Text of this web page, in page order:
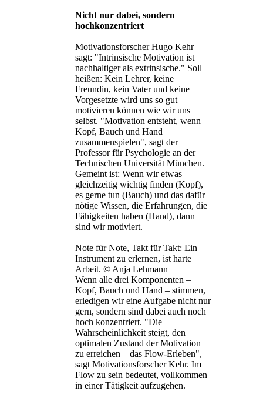
Nicht nur dabei, sondern
hochkonzentriert
Motivationsforscher Hugo Kehr
sagt: "Intrinsische Motivation ist
nachhaltiger als extrinsische." Soll
heißen: Kein Lehrer, keine
Freundin, kein Vater und keine
Vorgesetzte wird uns so gut
motivieren können wie wir uns
selbst. "Motivation entsteht, wenn
Kopf, Bauch und Hand
zusammenspielen", sagt der
Professor für Psychologie an der
Technischen Universität München.
Gemeint ist: Wenn wir etwas
gleichzeitig wichtig finden (Kopf),
es gerne tun (Bauch) und das dafür
nötige Wissen, die Erfahrungen, die
Fähigkeiten haben (Hand), dann
sind wir motiviert.
Note für Note, Takt für Takt: Ein
Instrument zu erlernen, ist harte
Arbeit. © Anja Lehmann
Wenn alle drei Komponenten –
Kopf, Bauch und Hand – stimmen,
erledigen wir eine Aufgabe nicht nur
gern, sondern sind dabei auch noch
hoch konzentriert. "Die
Wahrscheinlichkeit steigt, den
optimalen Zustand der Motivation
zu erreichen – das Flow-Erleben",
sagt Motivationsforscher Kehr. Im
Flow zu sein bedeutet, vollkommen
in einer Tätigkeit aufzugehen.